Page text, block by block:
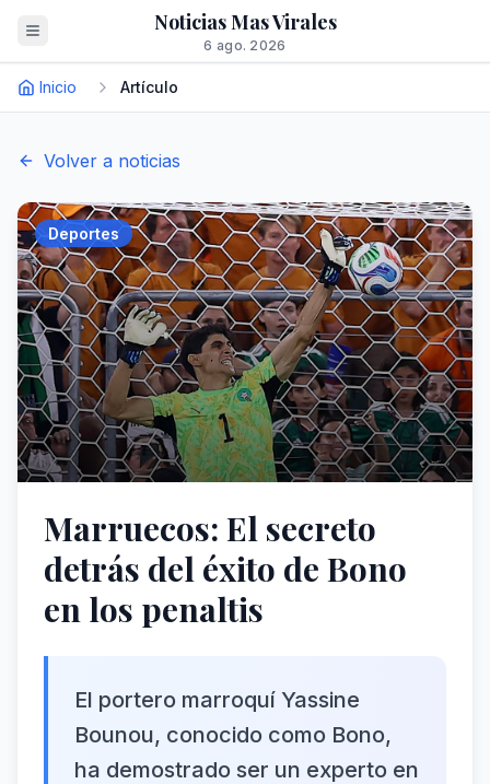
Noticias Mas Virales
6 ago. 2026
Inicio Artículo
Volver a noticias
Deportes
Marruecos: El secreto
detrás del éxito de Bono
en los penaltis
El portero marroquí Yassine
Bounou, conocido como Bono,
ha demostrado ser un experto en